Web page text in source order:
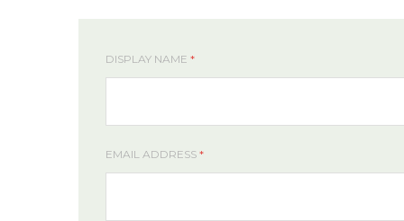
DISPLAY NAME *
EMAIL ADDRESS *